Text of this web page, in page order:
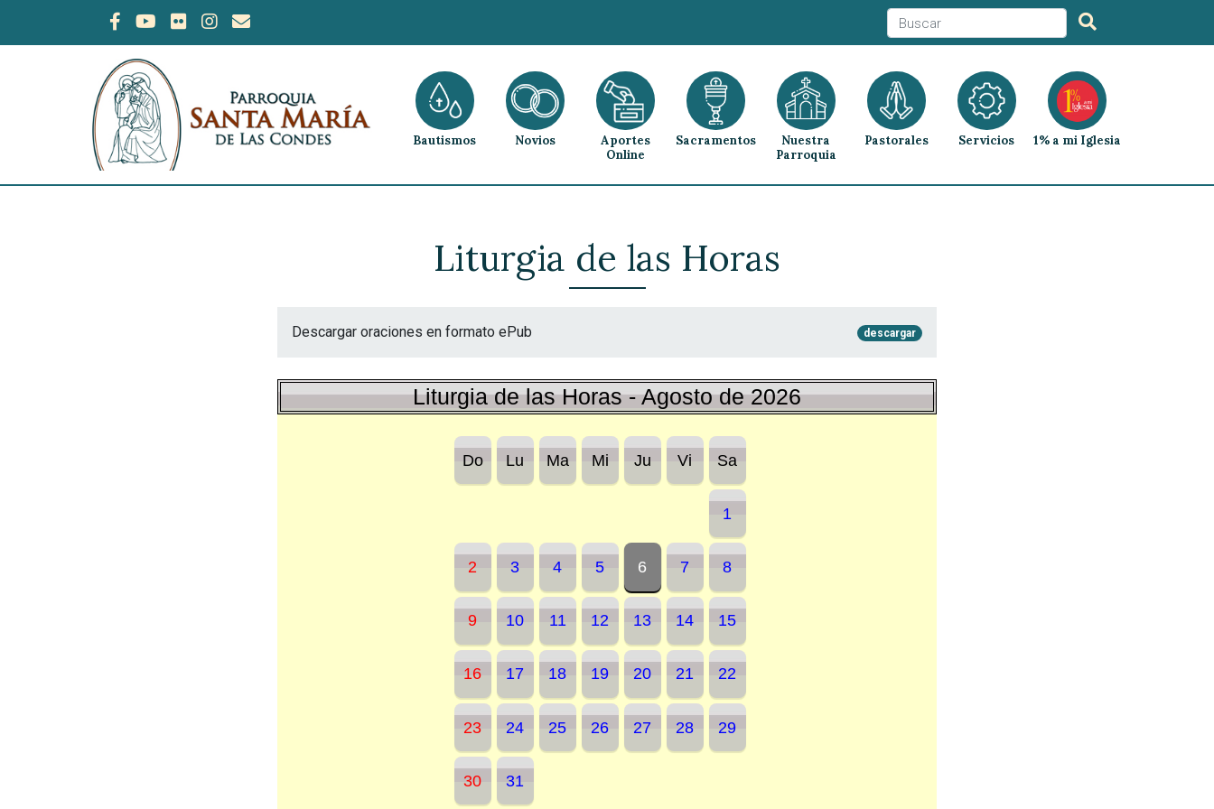
Bautismos Novios
Aportes
Online
Sacramentos
Nuestra
Parroquia
Pastorales Servicios 1% a mi Iglesia
Liturgia de las Horas
Descargar oraciones en formato ePub descargar